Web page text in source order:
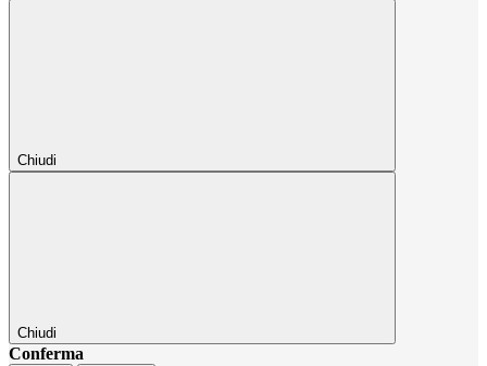
Chiudi
Chiudi
Conferma